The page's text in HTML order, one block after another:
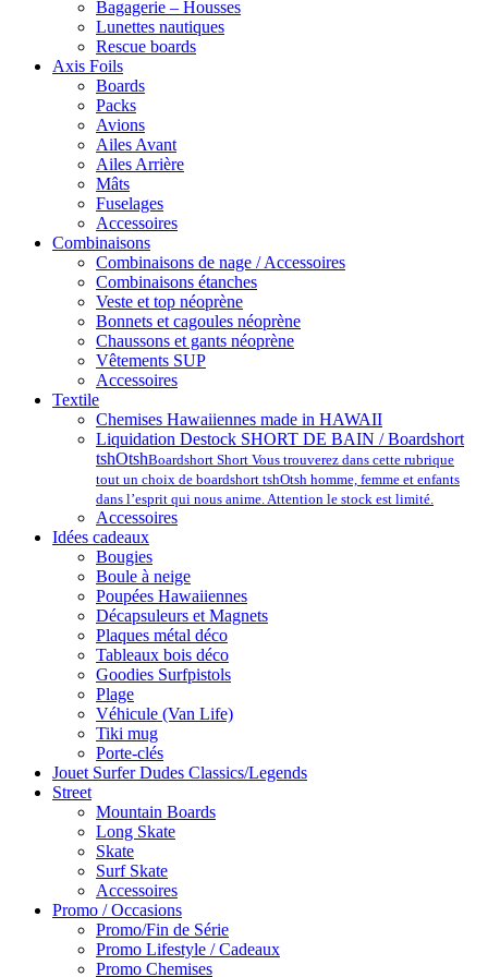
Bagagerie – Housses
Lunettes nautiques
Rescue boards
Axis Foils
Boards
Packs
Avions
Ailes Avant
Ailes Arrière
Mâts
Fuselages
Accessoires
Combinaisons
Combinaisons de nage / Accessoires
Combinaisons étanches
Veste et top néoprène
Bonnets et cagoules néoprène
Chaussons et gants néoprène
Vêtements SUP
Accessoires
Textile
Chemises Hawaiiennes made in HAWAII
Liquidation Destock SHORT DE BAIN / Boardshort
tshOtshBoardshort Short Vous trouverez dans cette rubrique
tout un choix de boardshort tshOtsh homme, femme et enfants
dans l’esprit qui nous anime. Attention le stock est limité.
Accessoires
Idées cadeaux
Bougies
Boule à neige
Poupées Hawaiiennes
Décapsuleurs et Magnets
Plaques métal déco
Tableaux bois déco
Goodies Surfpistols
Plage
Véhicule (Van Life)
Tiki mug
Porte-clés
Jouet Surfer Dudes Classics/Legends
Street
Mountain Boards
Long Skate
Skate
Surf Skate
Accessoires
Promo / Occasions
Promo/Fin de Série
Promo Lifestyle / Cadeaux
Promo Chemises